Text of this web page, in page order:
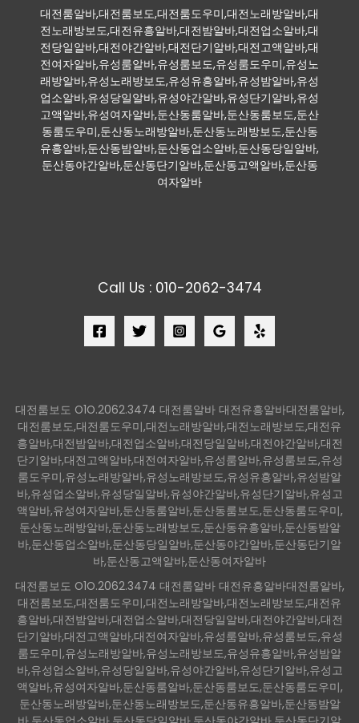
대전룸알바,대전룸보도,대전룸도우미,대전노래방알바,대
전노래방보도,대전유흥알바,대전밤알바,대전업소알바,대
전당일알바,대전야간알바,대전단기알바,대전고액알바,대
전여자알바,유성룸알바,유성룸보도,유성룸도우미,유성노
래방알바,유성노래방보도,유성유흥알바,유성밤알바,유성
업소알바,유성당일알바,유성야간알바,유성단기알바,유성
고액알바,유성여자알바,둔산동룸알바,둔산동룸보도,둔산
동룸도우미,둔산동노래방알바,둔산동노래방보도,둔산동
유흥알바,둔산동밤알바,둔산동업소알바,둔산동당일알바,
둔산동야간알바,둔산동단기알바,둔산동고액알바,둔산동
여자알바
Call Us : 010-2062-3474
대전룸보도 O1O.2062.3474 대전룸알바 대전유흥알바대전룸알바,
대전룸보도,대전룸도우미,대전노래방알바,대전노래방보도,대전유
흥알바,대전밤알바,대전업소알바,대전당일알바,대전야간알바,대전
단기알바,대전고액알바,대전여자알바,유성룸알바,유성룸보도,유성
룸도우미,유성노래방알바,유성노래방보도,유성유흥알바,유성밤알
바,유성업소알바,유성당일알바,유성야간알바,유성단기알바,유성고
액알바,유성여자알바,둔산동룸알바,둔산동룸보도,둔산동룸도우미,
둔산동노래방알바,둔산동노래방보도,둔산동유흥알바,둔산동밤알
바,둔산동업소알바,둔산동당일알바,둔산동야간알바,둔산동단기알
바,둔산동고액알바,둔산동여자알바
대전룸보도 O1O.2062.3474 대전룸알바 대전유흥알바대전룸알바,
대전룸보도,대전룸도우미,대전노래방알바,대전노래방보도,대전유
흥알바,대전밤알바,대전업소알바,대전당일알바,대전야간알바,대전
단기알바,대전고액알바,대전여자알바,유성룸알바,유성룸보도,유성
룸도우미,유성노래방알바,유성노래방보도,유성유흥알바,유성밤알
바,유성업소알바,유성당일알바,유성야간알바,유성단기알바,유성고
액알바,유성여자알바,둔산동룸알바,둔산동룸보도,둔산동룸도우미,
둔산동노래방알바,둔산동노래방보도,둔산동유흥알바,둔산동밤알